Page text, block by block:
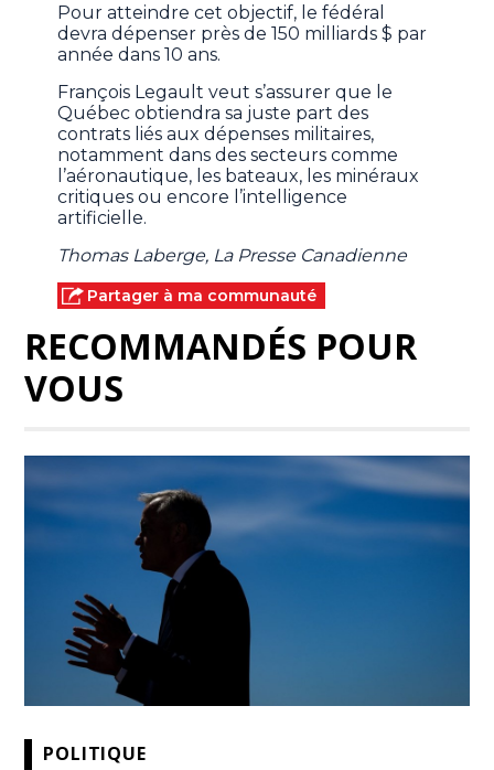
Pour atteindre cet objectif, le fédéral
devra dépenser près de 150 milliards $ par
année dans 10 ans.
François Legault veut s’assurer que le
Québec obtiendra sa juste part des
contrats liés aux dépenses militaires,
notamment dans des secteurs comme
l’aéronautique, les bateaux, les minéraux
critiques ou encore l’intelligence
artificielle.
Thomas Laberge, La Presse Canadienne
Partager à ma communauté
RECOMMANDÉS POUR
VOUS
POLITIQUE